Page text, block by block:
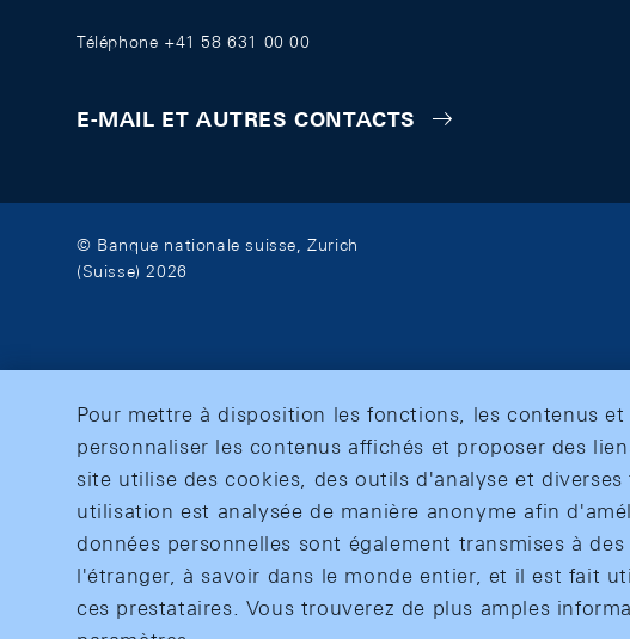
Téléphone +41 58 631 00 00
E-MAIL ET AUTRES CONTACTS
© Banque nationale suisse, Zurich
(Suisse) 2026
Pour mettre à disposition les fonctions, les contenus et
personnaliser les contenus affichés et proposer des
site utilise des cookies, des outils d'analyse et
utilisation est analysée de manière anonyme afin
données personnelles sont également transmises à
l'étranger, à savoir dans le monde entier, et il est fait
ces prestataires. Vous trouverez de plus amples